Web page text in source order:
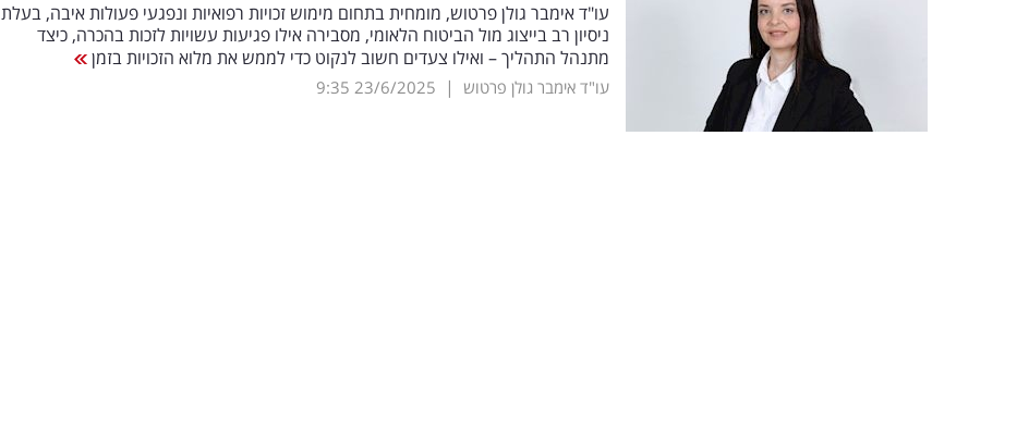
עו"ד אימבר גולן פרטוש, מומחית בתחום מימוש זכויות רפואיות ונפגעי פעולות איבה, בעלת
ניסיון רב בייצוג מול הביטוח הלאומי, מסבירה אילו פגיעות עשויות לזכות בהכרה, כיצד
מתנהל התהליך – ואילו צעדים חשוב לנקוט כדי לממש את מלוא הזכויות בזמן
עו"ד אימבר גולן פרטוש |
23/6/2025
9:35